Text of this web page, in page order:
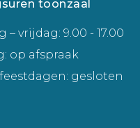
toonzaal
– vrijdag: 9.00 - 17.00
op afspraak
gesloten